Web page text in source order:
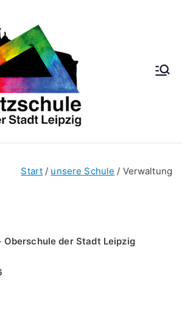
ule
Start unsere Schule Verwaltung
Oberschule der Stadt Leipzig